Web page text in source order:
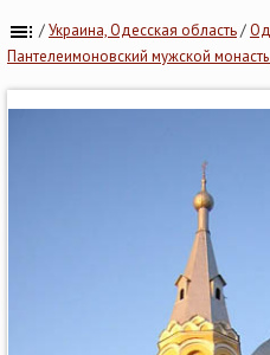
/Украина, Одесская область/
Пантелеимоновский мужской